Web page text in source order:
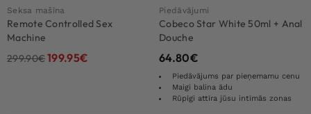
Seksa mašīna
Remote Controlled Sex
Machine
299.90€199.95€
Piedāvājumi
Cobeco Star White 50ml + Anal
Douche
64.80€
Piedāvājums par pieņemamu cenu
Maigi balina ādu
Rūpīgi attīra jūsu intīmās zonas